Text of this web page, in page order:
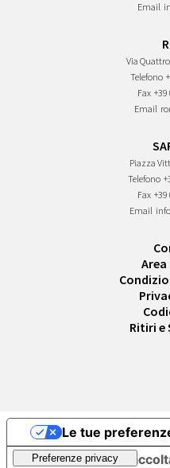
Email
Via
Telefono
Fax
Email
Piazza
Telefono
Fax +39
Email
Ritiri e
Informativa sulla
Le tue